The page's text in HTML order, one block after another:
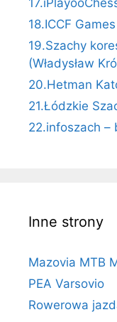
18.ICCF
19.Szachy
(Władysław
20.Hetman
21.Łódzkie
22.infoszach –
Inne strony
Mazovia MTB
PEA Varsovio
Rowerowa